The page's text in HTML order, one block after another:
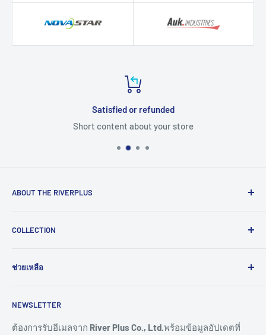
Satisfied or refunded
Short content about your store
ABOUT THE RIVERPLUS
สินค้าและบริการเทคโนโลยีแบบครบวงจร จากทั่วโลกตั้งแต่ปี
และอุตสาหกรรม 4.0
COLLECTION
HMI
Connectivity
Remote I/O
ช่วยเหลือ
ขอราคางานโครงการ
การสั่งซื้อสินค้า
NEWSLETTER
ต้องการรับอีเมลจาก River Plus Co., Ltd.พร้อมข้อมูลอัปเดตที่